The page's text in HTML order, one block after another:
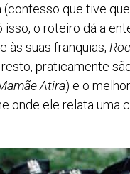
que tive
isso, o roteiro dá a
às suas franquias,
resto, praticamente
Atira) e o
onde ele relata uma